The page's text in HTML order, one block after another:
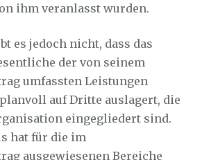
ihm veranlasst wurden.
es jedoch nicht, dass das
der von seinem
umfassten Leistungen
auf Dritte auslagert, die
eingegliedert sind.
hat für die im
ausgewiesenen Bereiche